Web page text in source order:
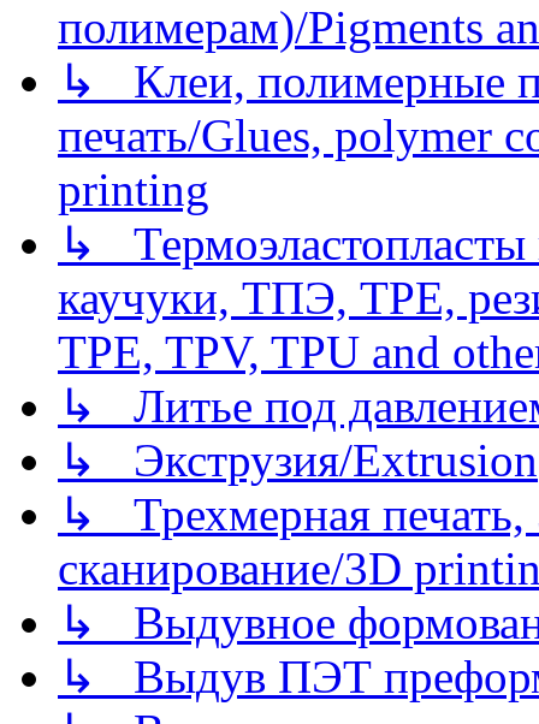
полимерам)/Pigments
↳ Клеи, полимерные
печать/Glues, polymer
printing
↳
каучуки, ТПЭ, TPE,
TPE, TPV, TPU and
↳ Литье под
↳ Экструзия/Extrusion
↳ Трехмерная
сканирование/3D
↳ Выдувное
↳ Выдув ПЭТ